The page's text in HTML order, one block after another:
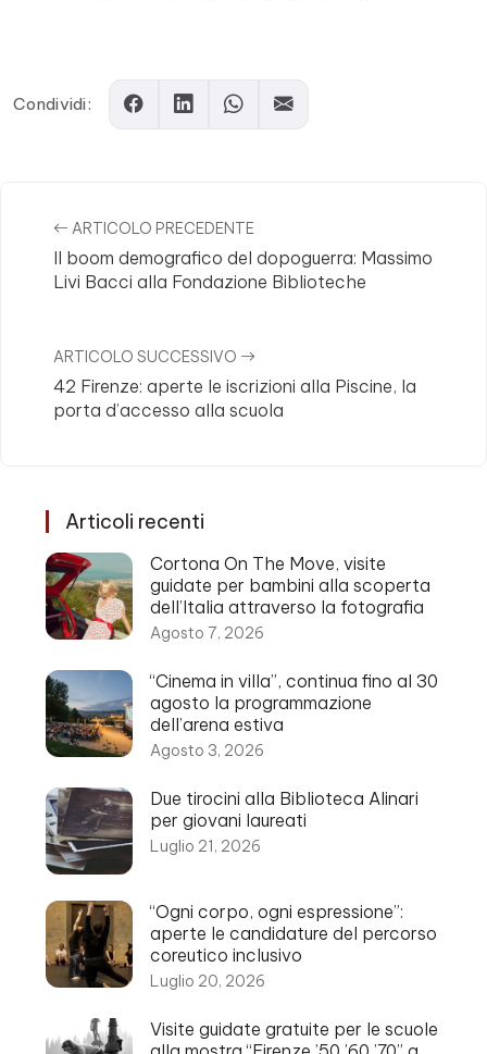
Comments
Condividi:
ARTICOLO PRECEDENTE
Il boom demografico del dopoguerra: Massimo
Livi Bacci alla Fondazione Biblioteche
ARTICOLO SUCCESSIVO
42 Firenze: aperte le iscrizioni alla Piscine, la
porta d’accesso alla scuola
Articoli recenti
Cortona On The Move, visite
guidate per bambini alla scoperta
dell’Italia attraverso la fotografia
Agosto 7, 2026
“Cinema in villa”, continua fino al 30
agosto la programmazione
dell’arena estiva
Agosto 3, 2026
Due tirocini alla Biblioteca Alinari
per giovani laureati
Luglio 21, 2026
“Ogni corpo, ogni espressione”:
aperte le candidature del percorso
coreutico inclusivo
Luglio 20, 2026
Visite guidate gratuite per le scuole